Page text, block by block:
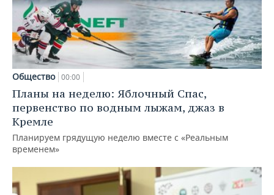
Общество 00:00
Планы на неделю: Яблочный Спас,
первенство по водным лыжам, джаз в
Кремле
Планируем грядущую неделю вместе с «Реальным
временем»